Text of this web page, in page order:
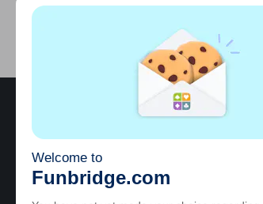
25 juillet 2026